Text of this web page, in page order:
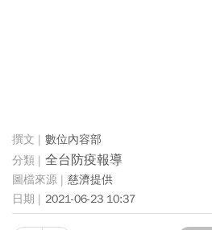
數位內容部
全台防疫報導
慈濟提供
2021-06-23 10:37